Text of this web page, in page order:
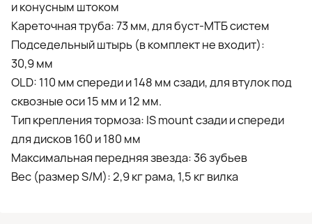
и конусным штоком
Кареточная труба: 73 мм, для буст-МТБ систем
Подседельный штырь (в комплект не входит):
30,9 мм
OLD: 110 мм спереди и 148 мм сзади, для втулок под
сквозные оси 15 мм и 12 мм.
Тип крепления тормоза: IS mount сзади и спереди
для дисков 160 и 180 мм
Максимальная передняя звезда: 36 зубьев
Вес (размер S/М): 2,9 кг рама, 1,5 кг вилка